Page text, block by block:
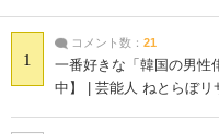
1
コメント数： 21
一番好きな「韓国の男性
中】 | 芸能人 ねとらぼリ